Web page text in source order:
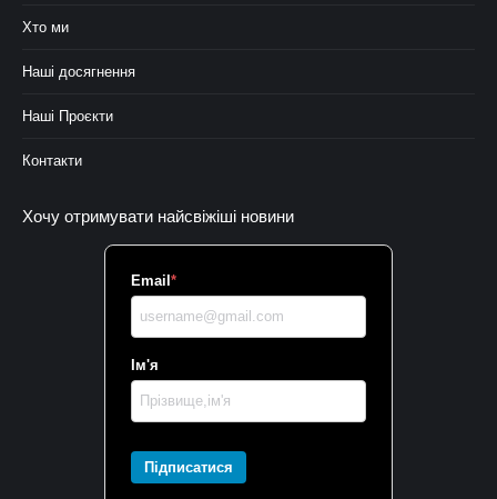
Хто ми
Наші досягнення
Наші Проєкти
Контакти
Хочу отримувати найсвіжіші новини
Email *
Ім'я
Підписатися